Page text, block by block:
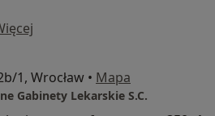
1, Wrocław • Mapa
Gabinety Lekarskie S.C.